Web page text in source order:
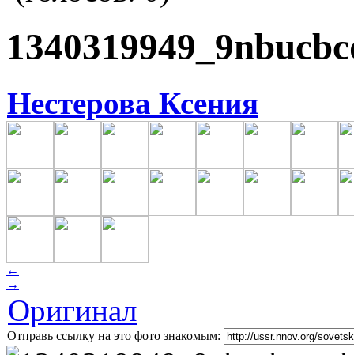
Нестерова Ксения
←
→
Оригинал
Отправь ссылку на это фото знакомым: